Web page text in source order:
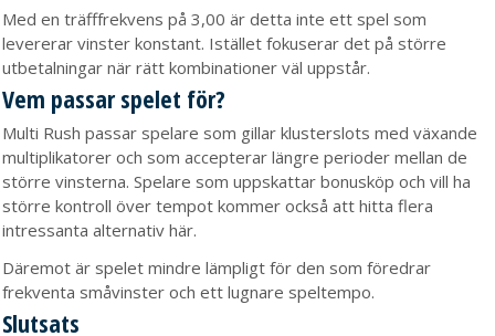
Med en träfffrekvens på 3,00 är detta inte ett spel som
levererar vinster konstant. Istället fokuserar det på större
utbetalningar när rätt kombinationer väl uppstår.
Vem passar spelet för?
Multi Rush passar spelare som gillar klusterslots med växande
multiplikatorer och som accepterar längre perioder mellan de
större vinsterna. Spelare som uppskattar bonusköp och vill ha
större kontroll över tempot kommer också att hitta flera
intressanta alternativ här.
Däremot är spelet mindre lämpligt för den som föredrar
frekventa småvinster och ett lugnare speltempo.
Slutsats